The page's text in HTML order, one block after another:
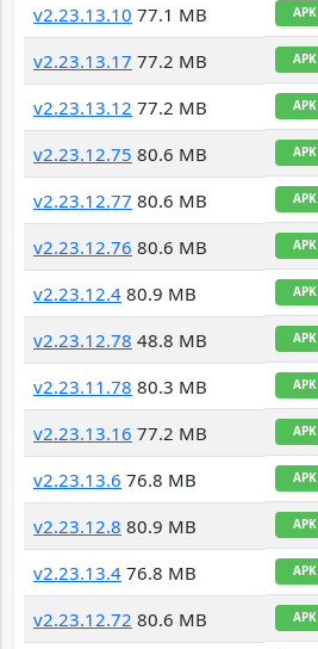
v2.23.13.10 77.1 MB APK
v2.23.13.17 77.2 MB APK
v2.23.13.12 77.2 MB APK
v2.23.12.75 80.6 MB APK
v2.23.12.77 80.6 MB APK
v2.23.12.76 80.6 MB APK
v2.23.12.4 80.9 MB APK
v2.23.12.78 48.8 MB APK
v2.23.11.78 80.3 MB APK
v2.23.13.16 77.2 MB APK
v2.23.13.6 76.8 MB APK
v2.23.12.8 80.9 MB APK
v2.23.13.4 76.8 MB APK
v2.23.12.72 80.6 MB APK